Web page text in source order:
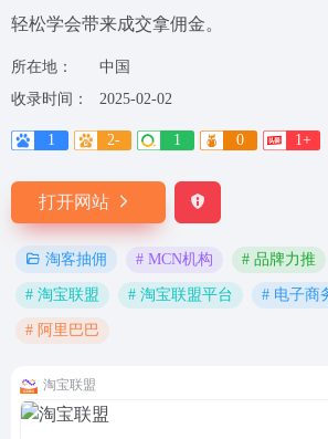
轻松学会带来成交拿佣金。
所在地：
中国
收录时间：
2025-02-02
1 2- 1 0 1+
打开网站
淘客抽佣 # MCN机构 # 品牌力推
# 淘宝联盟 # 淘宝联盟平台 # 电子商
# 阿里巴巴
淘宝联盟